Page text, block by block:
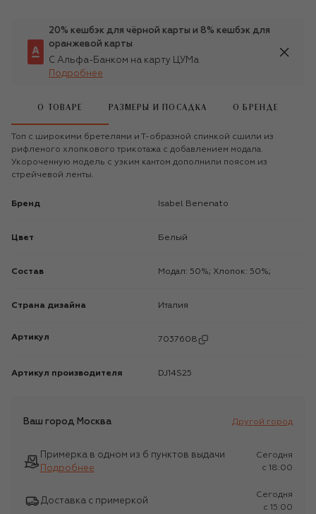
20% кешбэк для чёрной карты и 8% кешбэк для
оранжевой карты
С Альфа-Банком на карту ЦУМа
Подробнее
О ТОВАРЕ РАЗМЕРЫ И ПОСАДКА О БРЕНДЕ
Топ с широкими бретелями и Т-образной спинкой сшили из
рифленого хлопкового трикотажа с добавлением модала.
Укороченную модель с узким кантом дополнили поясом из
стрейчевой ленты.
Бренд Isabel Benenato
Цвет Белый
Состав Модал: 50%; Хлопок: 50%;
Страна дизайна Италия
Артикул 7037608
Артикул производителя DJ14S25
Ваш город Москва Другой город
Примерка в одном из 6 пунктов выдачи
Подробнее
Сегодня
c 18:00
Доставка с примеркой
Сегодня
c 15:00